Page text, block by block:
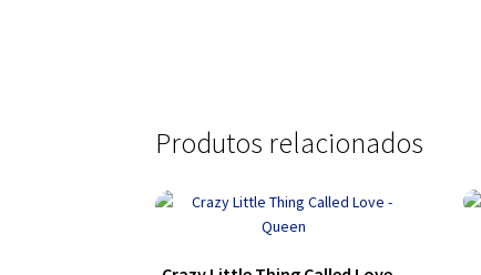
Produtos relacionados